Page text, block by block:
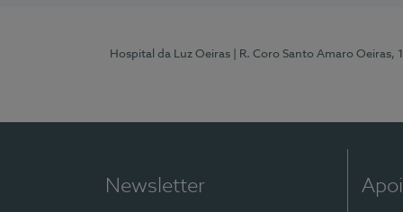
Hospital da Luz Oeiras | R. Coro Santo Amaro Oeiras,
Newsletter